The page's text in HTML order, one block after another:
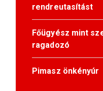
rendreutasítást
Főügyész mint
ragadozó
Pimasz önkényúr